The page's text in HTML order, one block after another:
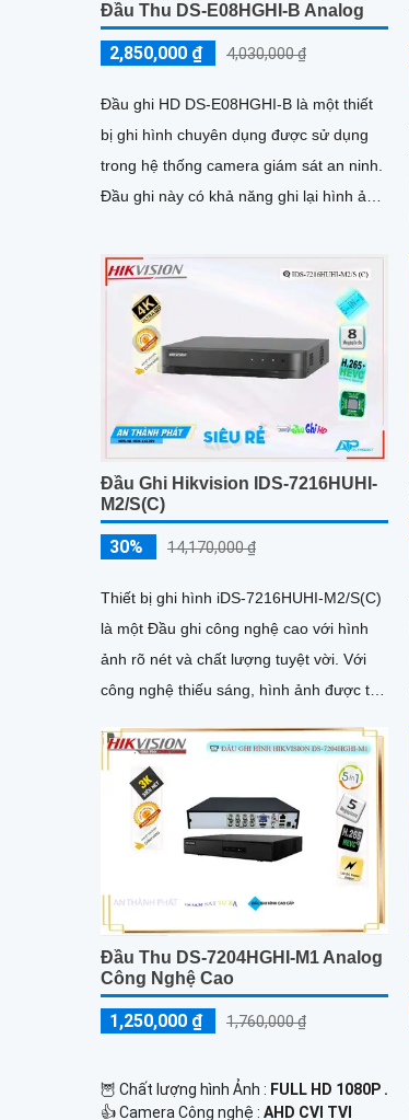
Đầu Thu DS-E08HGHI-B Analog
2,850,000 ₫ 4,030,000 ₫
Đầu ghi HD DS-E08HGHI-B là một thiết
bị ghi hình chuyên dụng được sử dụng
trong hệ thống camera giám sát an ninh.
Đầu ghi này có khả năng ghi lại hình ảnh
chúng trên ổ cứng hoặc các thiết bị lưu
trữ khác
Đầu Ghi Hikvision IDS-7216HUHI-
M2/S(C)
30% 14,170,000 ₫
Thiết bị ghi hình iDS-7216HUHI-M2/S(C)
là một Đầu ghi công nghệ cao với hình
ảnh rõ nét và chất lượng tuyệt vời. Với
công nghệ thiếu sáng, hình ảnh được tái
Đầu Thu DS-7204HGHI-M1 Analog
Công Nghệ Cao
1,250,000 ₫ 1,760,000 ₫
🦉 Chất lượng hình Ảnh : FULL HD 1080P .
👍 Camera Công nghệ : AHD CVI TVI